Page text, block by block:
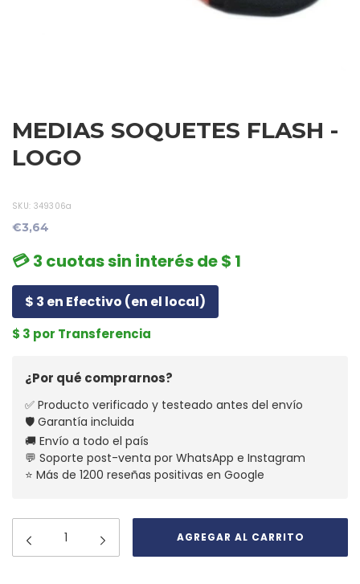
MEDIAS SOQUETES FLASH -
LOGO
SKU: 349306a
€3,64
💳 3 cuotas sin interés de $ 1
$ 3 en Efectivo (en el local)
$ 3 por Transferencia
¿Por qué comprarnos?
✅ Producto verificado y testeado antes del envío
🛡️ Garantía incluida
🚚 Envío a todo el país
💬 Soporte post-venta por WhatsApp e Instagram
⭐ Más de 1200 reseñas positivas en Google